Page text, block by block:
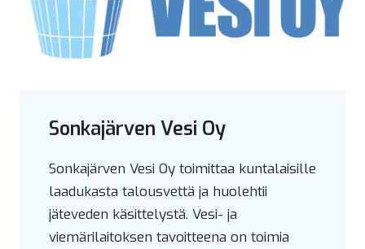
Sonkajärven Vesi Oy
Sonkajärven Vesi Oy toimittaa kuntalaisille
laadukasta talousvettä ja huolehtii
jäteveden käsittelystä. Vesi- ja
viemärilaitoksen tavoitteena on toimia